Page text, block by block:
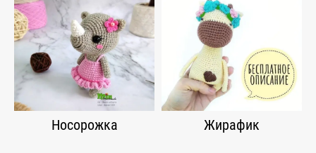
Носорожка Жирафик